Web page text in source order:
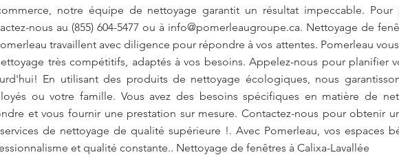
notre équipe de nettoyage garantit un résultat impeccable.
nous au (855) 604-5477 ou à info@pomerleaugroupe.ca. Nettoyage de
travaillent avec diligence pour répondre à vos attentes. Pomerleau
très compétitifs, adaptés à vos besoins. Appelez-nous pour planifier
En utilisant des produits de nettoyage écologiques, nous
ou votre famille. Vous avez des besoins spécifiques en matière de
et vous fournir une prestation sur mesure. Contactez-nous pour obtenir
de nettoyage de qualité supérieure !. Avec Pomerleau, vos espaces
et qualité constante.. Nettoyage de fenêtres à Calixa-Lavallée